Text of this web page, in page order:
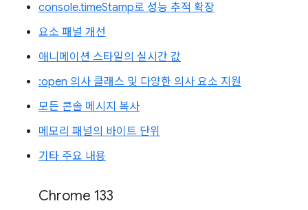
console.timeStamp로 성능 추적 확장
요소 패널 개선
애니메이션 스타일의 실시간 값
:open 의사 클래스 및 다양한 의사 요소 지원
모든 콘솔 메시지 복사
메모리 패널의 바이트 단위
기타 주요 내용
Chrome 133